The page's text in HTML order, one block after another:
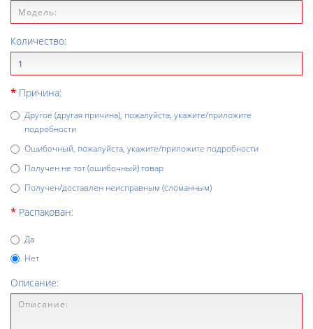
Количество:
Причина:
Другое (другая причина), пожалуйста, укажите/приложите
подробности
Ошибочный, пожалуйста, укажите/приложите подробности
Получен не тот (ошибочный) товар
Получен/доставлен неисправным (сломанным)
Распакован:
Да
Нет
Описание: